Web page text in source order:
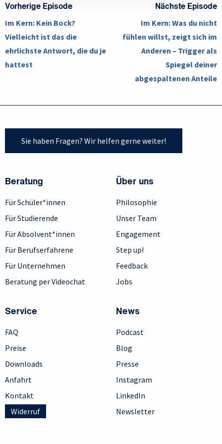
Vorherige Episode
Im Kern: Kein Bock?
Vielleicht ist das die
ehrlichste Antwort, die du je
hattest
Nächste Episode
Im Kern: Was du nicht
fühlen willst, zeigt sich im
Anderen – Trigger als
Spiegel deiner
abgespaltenen Anteile
Sie haben Fragen? Wir helfen gerne weiter!
Beratung
Für Schüler*innen
Für Studierende
Für Absolvent*innen
Für Berufserfahrene
Für Unternehmen
Beratung per Videochat
Über uns
Philosophie
Unser Team
Engagement
Step up!
Feedback
Jobs
Service
FAQ
Preise
Downloads
Anfahrt
Kontakt
Widerruf
News
Podcast
Blog
Presse
Instagram
LinkedIn
Newsletter